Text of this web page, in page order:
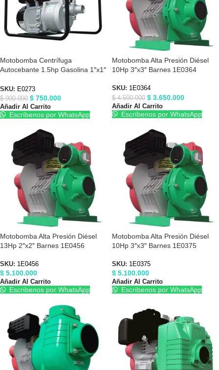
Motobomba Centrífuga
Autocebante 1.5hp Gasolina 1″x1″
SKU: E0273
$900.000 $ 750.000
Añadir Al Carrito
Escríbenos por WhatsApp
Motobomba Alta Presión Diésel
10Hp 3″x3″ Barnes 1E0364
SKU: 1E0364
$4.500.000 $ 3.650.000
Añadir Al Carrito
Escríbenos por WhatsApp
Motobomba Alta Presión Diésel
13Hp 2″x2″ Barnes 1E0456
SKU: 1E0456
$ 5.100.000
Añadir Al Carrito
Escríbenos por WhatsApp
Motobomba Alta Presión Diésel
10Hp 3″x3″ Barnes 1E0375
SKU: 1E0375
$ 5.100.000
Añadir Al Carrito
Escríbenos por WhatsApp